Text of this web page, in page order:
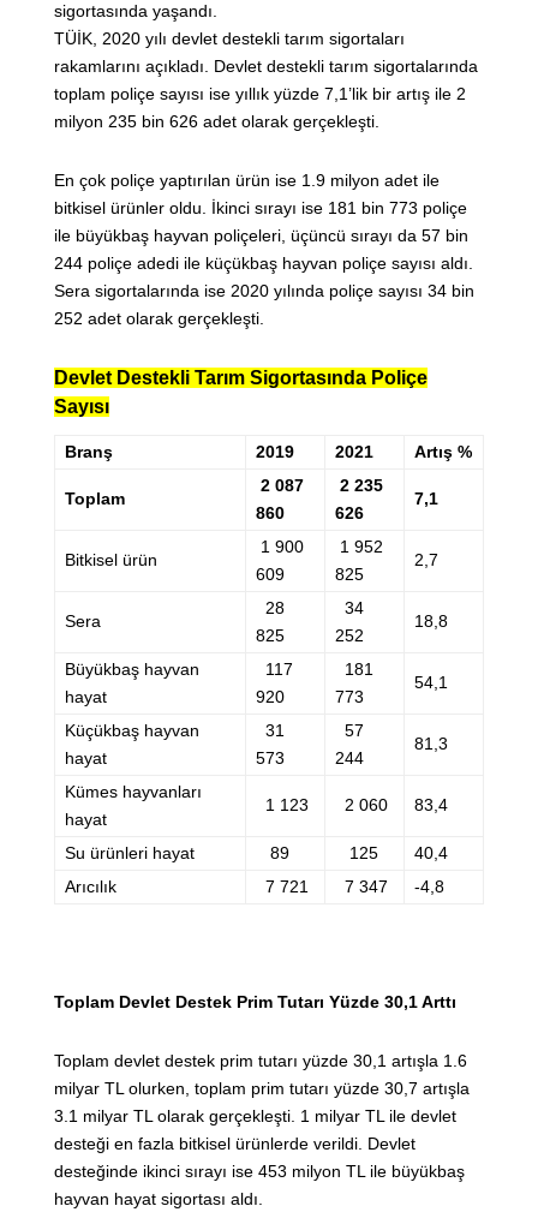
sigortasında yaşandı.
TÜİK, 2020 yılı devlet destekli tarım sigortaları
rakamlarını açıkladı. Devlet destekli tarım sigortalarında
toplam poliçe sayısı ise yıllık yüzde 7,1’lik bir artış ile 2
milyon 235 bin 626 adet olarak gerçekleşti.
En çok poliçe yaptırılan ürün ise 1.9 milyon adet ile
bitkisel ürünler oldu. İkinci sırayı ise 181 bin 773 poliçe
ile büyükbaş hayvan poliçeleri, üçüncü sırayı da 57 bin
244 poliçe adedi ile küçükbaş hayvan poliçe sayısı aldı.
Sera sigortalarında ise 2020 yılında poliçe sayısı 34 bin
252 adet olarak gerçekleşti.
Devlet Destekli Tarım Sigortasında Poliçe
Sayısı
Branş 2019 2021 Artış %
Toplam
2 087
860
2 235
626
7,1
Bitkisel ürün
1 900
609
1 952
825
2,7
Sera
28
825
34
252
18,8
Büyükbaş hayvan
hayat
117
920
181
773
54,1
Küçükbaş hayvan
hayat
31
573
57
244
81,3
Kümes hayvanları
hayat
1 123 2 060 83,4
Su ürünleri hayat 89 125
40,4
Arıcılık
7 721 7 347 -4,8
Toplam Devlet Destek Prim Tutarı Yüzde 30,1 Arttı
Toplam devlet destek prim tutarı yüzde 30,1 artışla 1.6
milyar TL olurken, toplam prim tutarı yüzde 30,7 artışla
3.1 milyar TL olarak gerçekleşti. 1 milyar TL ile devlet
desteği en fazla bitkisel ürünlerde verildi. Devlet
desteğinde ikinci sırayı ise 453 milyon TL ile büyükbaş
hayvan hayat sigortası aldı.